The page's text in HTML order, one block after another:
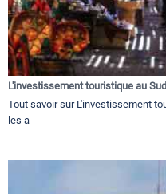
L'investissement touristique au
Tout savoir sur L'investissement
les a